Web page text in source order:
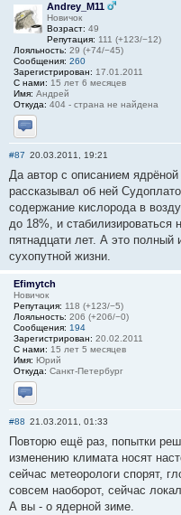
Andrey_M11
Новичок
Возраст: 49
Репутация: 111 (+123/−12)
Лояльность: 29 (+74/−45)
Сообщения: 260
Зарегистрирован: 17.01.2011
С нами: 15 лет 6 месяцев
Имя: Андрей
Откуда: 404 - страна не найдена
Отправить личное
#87 20.03.2011, 19:21
Да автор с описанием
рассказывал об ней
содержание кислорода в
до 18%, и стабилизироваться
пятнадцати лет. А это полный
сухопутной жизни.
Efimytch
Новичок
Репутация: 118 (+123/−5)
Лояльность: 206 (+206/−0)
Сообщения: 194
Зарегистрирован: 20.02.2011
С нами: 15 лет 5 месяцев
Имя: Юрий
Откуда: Санкт-Петербург
Отправить личное
#88 21.03.2011, 01:33
Повторю ещё раз, попытки
изменению климата носят
сейчас метеорологи спорят,
совсем наоборот, сейчас
А вы - о ядерной зиме.